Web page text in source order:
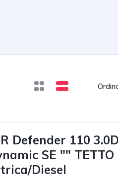
Defender 110
SE "" TETTO
Diesel